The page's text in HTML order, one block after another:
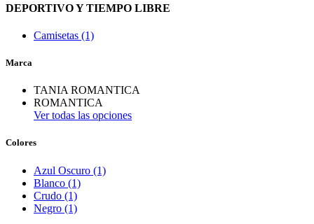
DEPORTIVO Y TIEMPO LIBRE
Camisetas (1)
Marca
TANIA ROMANTICA
ROMANTICA
Ver todas las opciones
Colores
Azul Oscuro (1)
Blanco (1)
Crudo (1)
Negro (1)